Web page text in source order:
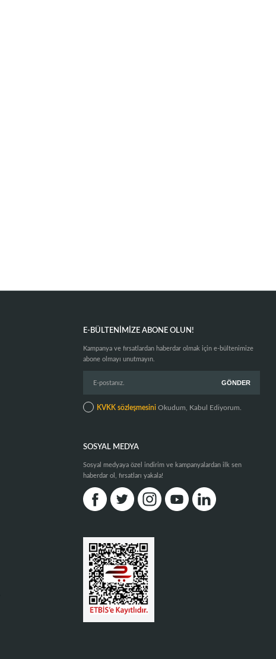
E-BÜLTENIMIZE ABONE OLUN!
Kampanya ve fırsatlardan haberdar olmak için e-bültenimize
abone olmayı unutmayın.
KVKK sözleşmesini Okudum, Kabul Ediyorum.
SOSYAL MEDYA
Sosyal medyaya özel indirim ve kampanyalardan ilk sen
haberdar ol, fırsatları yakala!